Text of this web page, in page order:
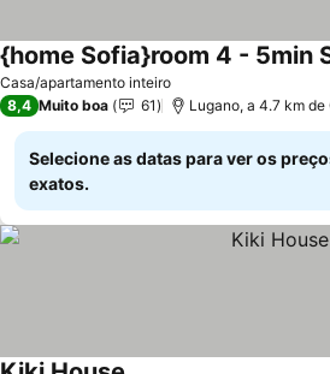
Casa/apartamento inteiro
{home Sofia}room 4 - 5min
8,4 Muito boa 61 Lugano, a 4.7 km
Selecione as datas para ver os
exatos.